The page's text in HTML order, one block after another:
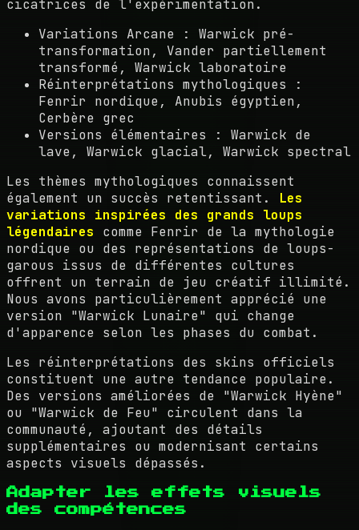
cicatrices de l'expérimentation.
Variations Arcane : Warwick pré-
transformation, Vander partiellement
transformé, Warwick laboratoire
Réinterprétations mythologiques :
Fenrir nordique, Anubis égyptien,
Cerbère grec
Versions élémentaires : Warwick de
lave, Warwick glacial, Warwick spectral
Les thèmes mythologiques connaissent
également un succès retentissant. Les
variations inspirées des grands loups
légendaires comme Fenrir de la mythologie
nordique ou des représentations de loups-
garous issus de différentes cultures
offrent un terrain de jeu créatif illimité.
Nous avons particulièrement apprécié une
version "Warwick Lunaire" qui change
d'apparence selon les phases du combat.
Les réinterprétations des skins officiels
constituent une autre tendance populaire.
Des versions améliorées de "Warwick Hyène"
ou "Warwick de Feu" circulent dans la
communauté, ajoutant des détails
supplémentaires ou modernisant certains
aspects visuels dépassés.
Adapter les effets visuels
des compétences